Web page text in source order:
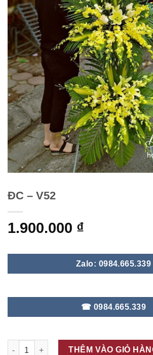
ĐC – V52
1.900.000 ₫
Zalo: 0984.665.339
☎ 0984.665.339
ĐC - V52 số lượng
THÊM VÀO GIỎ